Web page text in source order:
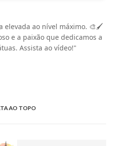
elevada ao nível máximo. 🎨🖌️
e a paixão que dedicamos a
Assista ao vídeo!"
AO TOPO